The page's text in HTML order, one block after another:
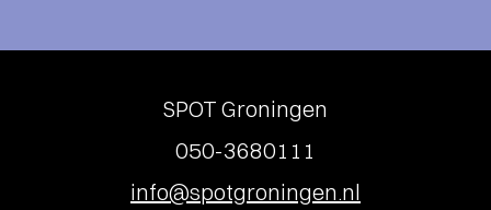
SPOT Groningen
050-3680111
info@spotgroningen.nl